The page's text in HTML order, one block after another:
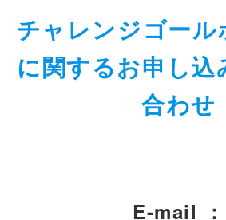
チャレンジゴール
に関するお申し込
合わせ
E-mail ：